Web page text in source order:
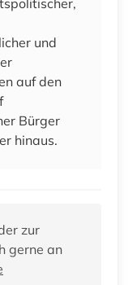
und
auf den
Bürger
hinaus.
zur
gerne an